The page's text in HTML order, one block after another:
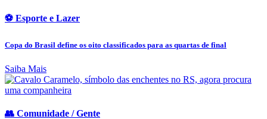
⚽ Esporte e Lazer
Copa do Brasil define os oito classificados para as quartas de final
Saiba Mais
👥 Comunidade / Gente